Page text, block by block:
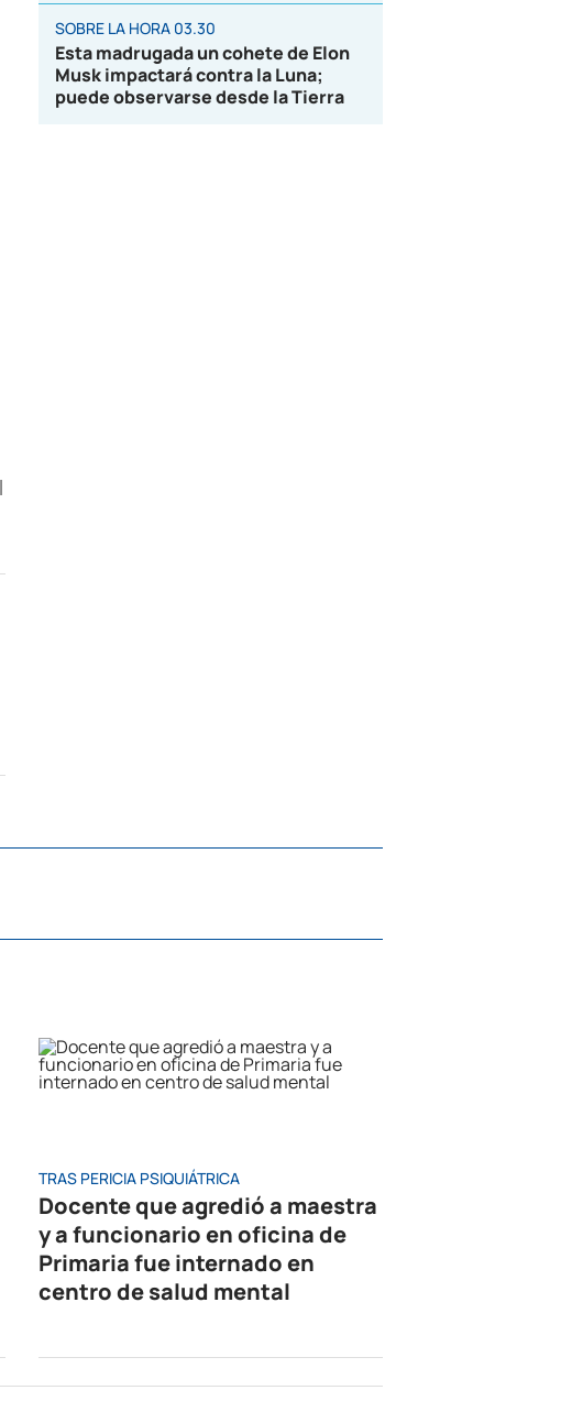
SOBRE LA HORA 03.30
Esta madrugada un cohete de Elon
Musk impactará contra la Luna;
puede observarse desde la Tierra
TRAS PERICIA PSIQUIÁTRICA
Docente que agredió a maestra
y a funcionario en oficina de
Primaria fue internado en
centro de salud mental